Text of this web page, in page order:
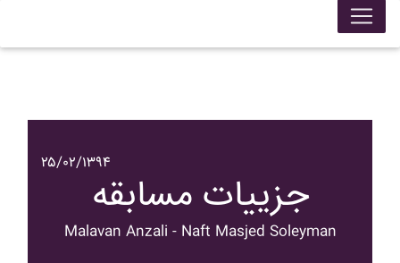
۲۵/۰۲/۱۳۹۴
جزییات مسابقه
Malavan Anzali - Naft Masjed Soleyman